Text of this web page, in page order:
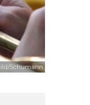
Schumann